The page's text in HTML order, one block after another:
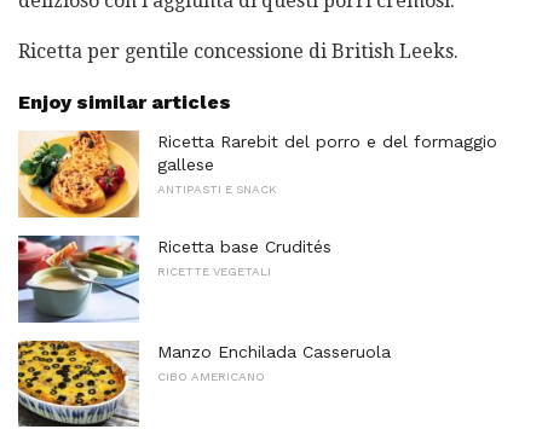
Ricetta per gentile concessione di British Leeks.
Enjoy similar articles
Ricetta Rarebit del porro e del formaggio
gallese
ANTIPASTI E SNACK
Ricetta base Crudités
RICETTE VEGETALI
Manzo Enchilada Casseruola
CIBO AMERICANO